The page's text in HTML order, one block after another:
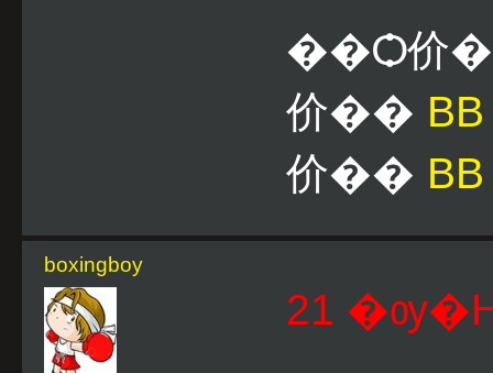
��Ѻ价
价��
价��
boxingboy
21